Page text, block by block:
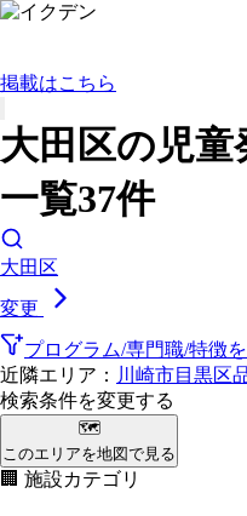
掲載はこちら
大田区の児
一覧37件
大田区
変更
プログラム/専門職/特徴
近隣エリア： 川崎市目黒区
検索条件を変更する
🗺
このエリアを地図で見る
🏢 施設カテゴリ